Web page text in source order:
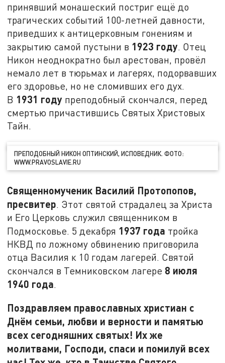
принявший монашеский постриг ещё до
трагических событий 100-летней давности,
приведших к антицерковным гонениям и
закрытию самой пустыни в 1923 году. Отец
Никон неоднократно был арестован, провёл
немало лет в тюрьмах и лагерях, подорвавших
его здоровье, но не сломивших его дух.
В 1931 году преподобный скончался, перед
смертью причастившись Святых Христовых
Тайн.
ПРЕПОДОБНЫЙ НИКОН ОПТИНСКИЙ, ИСПОВЕДНИК. ФОТО:
WWW.PRAVOSLAVIE.RU
Священномученик Василий Протопопов,
пресвитер. Этот святой страдалец за Христа
и Его Церковь служил священником в
Подмосковье. 5 декабря 1937 года тройка
НКВД по ложному обвинению приговорила
отца Василия к 10 годам лагерей. Святой
скончался в Темниковском лагере 8 июля
1940 года.
Поздравляем православных христиан с
Днём семьи, любви и верности и памятью
всех сегодняшних святых! Их же
молитвами, Господи, спаси и помилуй всех